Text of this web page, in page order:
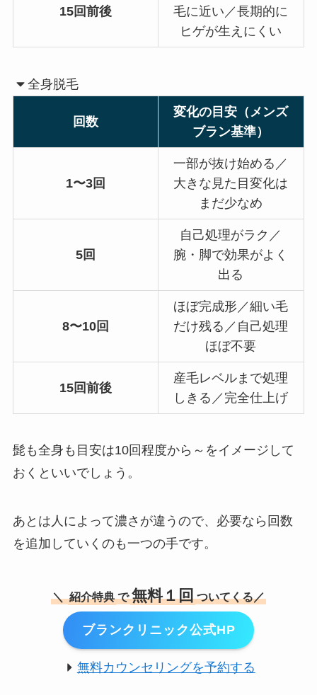
15回前後
毛に近い／長期的に
ヒゲが生えにくい
全身脱毛
回数
変化の目安（メンズ
ブラン基準）
1〜3回
一部が抜け始める／
大きな見た目変化は
まだ少なめ
5回
自己処理がラク／
腕・脚で効果がよく
出る
8〜10回
ほぼ完成形／細い毛
だけ残る／自己処理
ほぼ不要
15回前後
産毛レベルまで処理
しきる／完全仕上げ
髭も全身も目安は10回程度から～をイメージして
おくといいでしょう。
あとは人によって濃さが違うので、必要なら回数
を追加していくのも一つの手です。
＼ 紹介特典 で 無料１回 ついてくる／
ブランクリニック公式HP
無料カウンセリングを予約する